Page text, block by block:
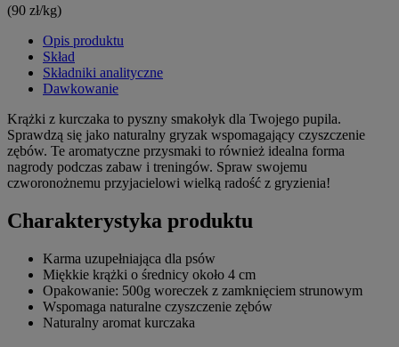
(90 zł/kg)
Opis produktu
Skład
Składniki analityczne
Dawkowanie
Krążki z kurczaka to pyszny smakołyk dla Twojego pupila.
Sprawdzą się jako naturalny gryzak wspomagający czyszczenie
zębów. Te aromatyczne przysmaki to również idealna forma
nagrody podczas zabaw i treningów. Spraw swojemu
czworonożnemu przyjacielowi wielką radość z gryzienia!
Charakterystyka produktu
Karma uzupełniająca dla psów
Miękkie krążki o średnicy około 4 cm
Opakowanie: 500g woreczek z zamknięciem strunowym
Wspomaga naturalne czyszczenie zębów
Naturalny aromat kurczaka